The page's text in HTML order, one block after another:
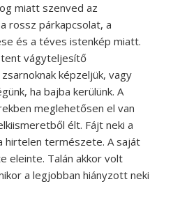
miatt szenved az
rossz párkapcsolat, a
és a téves istenkép miatt.
vágyteljesítő
képzeljük, vagy
ha bajba kerülünk. A
meglehetősen el van
élt. Fájt neki a
hirtelen természete. A saját
eleinte. Talán akkor volt
a legjobban hiányzott neki